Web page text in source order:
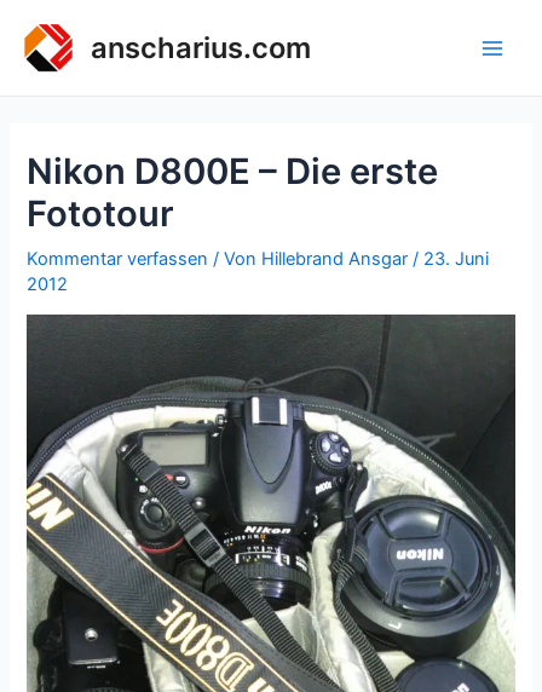
Inhalt
springen
anscharius.com
Nikon D800E – Die erste
Fototour
Kommentar verfassen / Von Hillebrand Ansgar / 23. Juni
2012